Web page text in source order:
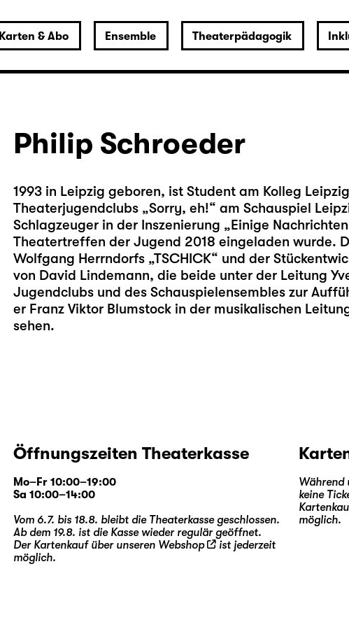
Karten & Abo Ensemble Theaterpädagogik
Philip Schroeder
1993 in Leipzig geboren, ist Student am Kolleg
Theaterjugendclubs „Sorry, eh!“ am Schauspiel
Schlagzeuger in der Inszenierung „Einige
Theatertreffen der Jugend 2018 eingeladen wurde.
Wolfgang Herrndorfs „TSCHICK“ und der
von David Lindemann, die beide unter der Leitung
Jugendclubs und des Schauspielensembles zur
er Franz Viktor Blumstock in der musikalischen
sehen.
Öffnungszeiten Theaterkasse
Mo–Fr 10:00–19:00
Sa 10:00–14:00
Vom 6.7. bis 18.8. bleibt die Theaterkasse geschlossen.
Ab dem 19.8. ist die Kasse wieder regulär geöffnet.
Der Kartenkauf über unseren Webshop
ist jederzeit
möglich.
Während
keine
möglich.